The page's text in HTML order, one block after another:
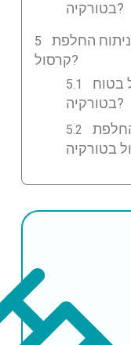
בטורקיה?
החלפת
קרסול?
בטוח
בטורקיה?
בטורקיה